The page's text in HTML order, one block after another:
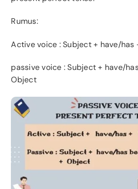
Rumus:
Active voice : Subject + have/has
passive voice : Subject + have/
Object